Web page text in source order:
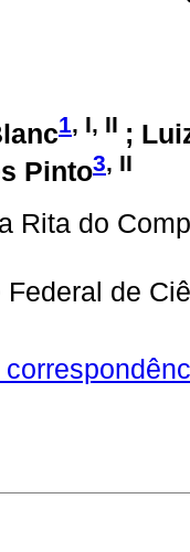
1, I, II ;
Pinto3, II
Rita do
Federal de